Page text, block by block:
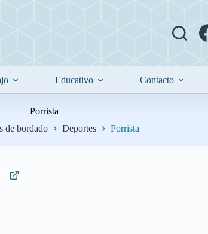
Educativo Contacto
Porrista
de bordado Deportes Porrista